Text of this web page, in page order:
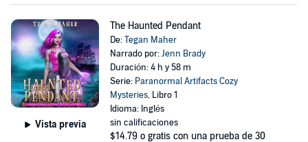
Vista previa
The Haunted Pendant
De:Tegan Maher
Narrado por:Jenn Brady
Duración: 4 h y 58 m
Serie: Paranormal Artifacts Cozy
Mysteries, Libro 1
Idioma: Inglés
sin calificaciones
$14.79 o gratis con una prueba de 30